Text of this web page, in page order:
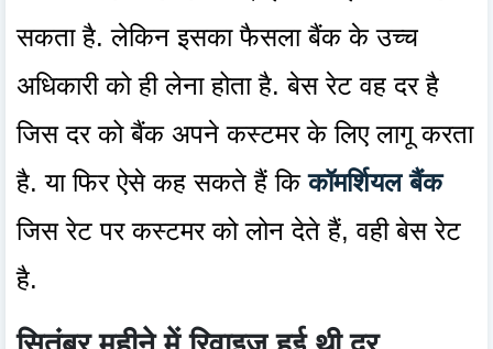
सकता है. लेकिन इसका फैसला बैंक के उच्च
अधिकारी को ही लेना होता है. बेस रेट वह दर है
जिस दर को बैंक अपने कस्टमर के लिए लागू करता
है. या फिर ऐसे कह सकते हैं किकॉमर्शियल बैंक
जिस रेट पर कस्टमर को लोन देते हैं, वही बेस रेट
है.